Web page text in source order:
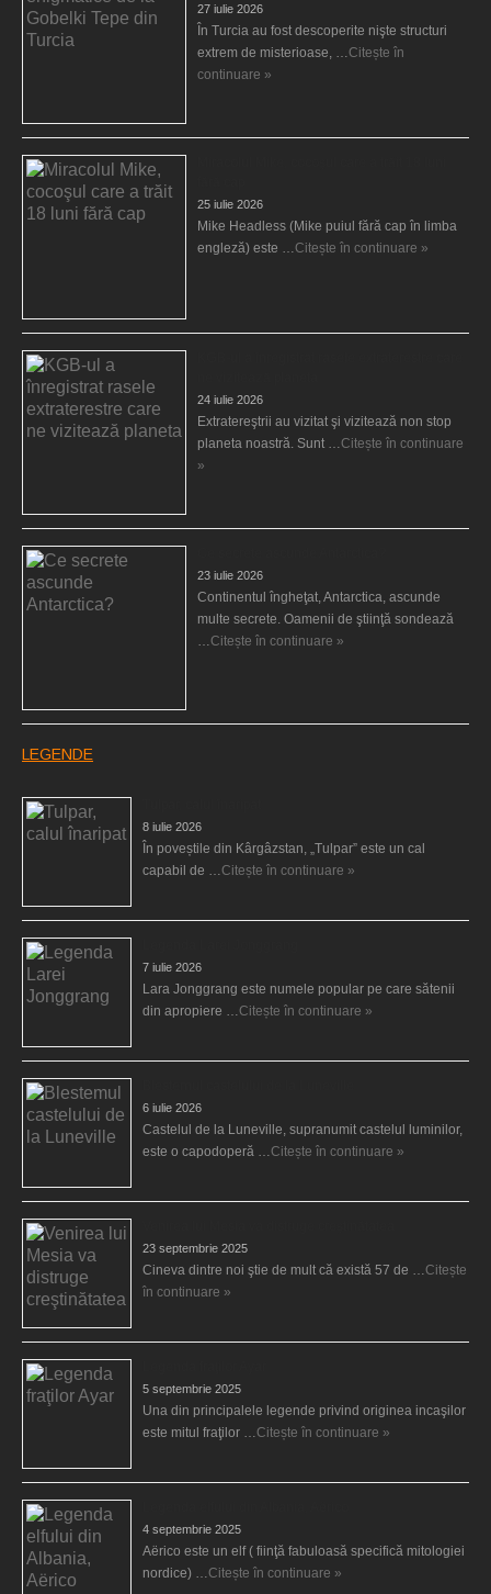
27 iulie 2026
În Turcia au fost descoperite nişte structuri
extrem de misterioase, … Citește în
continuare »
25 iulie 2026
Mike Headless (Mike puiul fără cap în limba
engleză) este … Citește în continuare »
24 iulie 2026
Extratereştrii au vizitat şi vizitează non stop
planeta noastră. Sunt … Citește în continuare
»
23 iulie 2026
Continentul îngheţat, Antarctica, ascunde
multe secrete. Oamenii de ştiinţă sondează
Citește în continuare »
LEGENDE
8 iulie 2026
În poveștile din Kârgâzstan, „Tulpar” este un cal
capabil de … Citește în continuare »
7 iulie 2026
Lara Jonggrang este numele popular pe care sătenii
din apropiere … Citește în continuare »
6 iulie 2026
Castelul de la Luneville, supranumit castelul luminilor,
este o capodoperă … Citește în continuare »
23 septembrie 2025
Cineva dintre noi ştie de mult că există 57 de … Citește
în continuare »
5 septembrie 2025
Una din principalele legende privind originea incaşilor
este mitul fraţilor … Citește în continuare »
4 septembrie 2025
Aërico este un elf ( fiinţă fabuloasă specifică mitologiei
nordice) … Citește în continuare »